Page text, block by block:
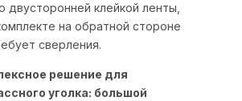
клейкой ленты,
на обратной стороне
сверления.
решение для
уголка: большой